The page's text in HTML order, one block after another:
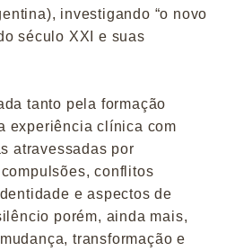
investigando “o novo
século XXI e suas
tanto pela formação
experiência clínica com
atravessadas por
conflitos
e aspectos de
porém, ainda mais,
transformação e